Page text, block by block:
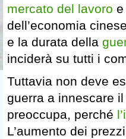
mercato del lavoro e
dell’economia
e la durata della
inciderà su tutti i
Tuttavia non deve
guerra a innescare
preoccupa, perché
L’aumento dei